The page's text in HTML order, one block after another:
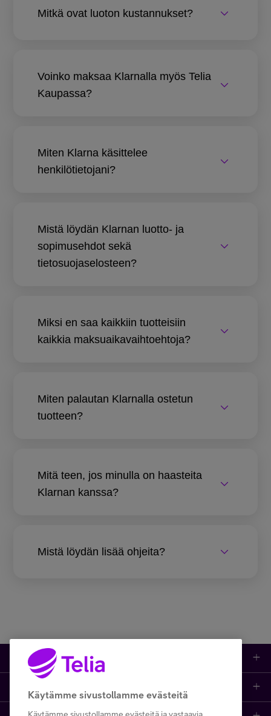
Mitkä ovat luoton kustannukset?
Voinko maksaa Klarnalla myös Telia
Kaupassa?
Miten Klarna käsittelee
henkilötietojani?
Mistä löydän Klarnan luotto- ja
sopimusehdot sekä
tietosuojaselosteen?
Miksi en saa kaikkiin tuotteisiin
kaikkia maksuaikavaihtoehtoja?
Miten palautan Klarnalla ostetun
tuotteen?
Mitä teen, jos minulla on haasteita
Klarnan kanssa?
Mistä löydän lisää ohjeita?
Kauppa
Käytämme sivustollamme evästeitä